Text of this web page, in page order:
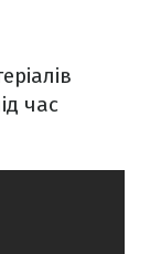
час